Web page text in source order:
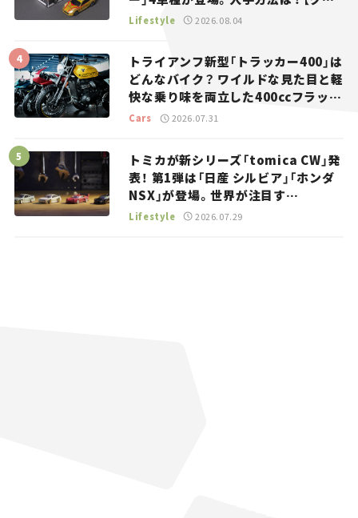
マとホビー】
Lifestyle 2026.08.04
トライアンフ新型「トラッカー400」は
どんなバイク？ ワイルドな見た目と軽
快な乗り味を両立した400ccフラット
トラッカー【試乗レビュー】
Cars 2026.07.31
トミカが新シリーズ「tomica CW」発
表！ 第1弾は「日産 シルビア」「ホンダ
NSX」が登場。世界が注目す
る“JDM”に焦点【クルマとホビー】
Lifestyle 2026.07.29